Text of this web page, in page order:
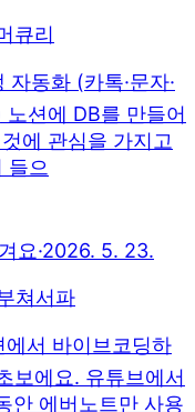
리
자동화 (카톡·문자·
션에 DB를 만들어
에 관심을 가지고
들으
요·2026. 5. 23.
서파
에서 바이브코딩하
보에요. 유튜브에서
안 에버노트만 사용